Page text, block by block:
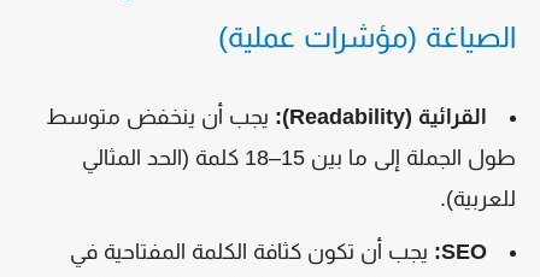
الصياغة (مؤشرات عملية)
القرائية (Readability):
يجب أن ينخفض متوسط
طول الجملة إلى ما بين 15–18 كلمة (الحد المثالي
للعربية).
SEO: يجب أن تكون كثافة الكلمة المفتاحية في